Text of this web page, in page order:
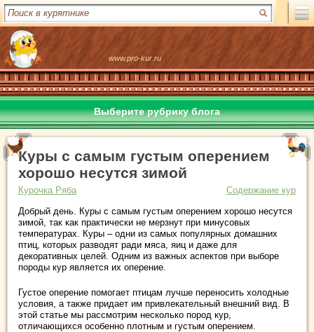
www.pro-kur.ru
Выберите рубрику блога
Куры с самым густым оперением
хорошо несутся зимой
Курочка Ряба
Содержание кур
Добрый день. Куры с самым густым оперением хорошо несутся
зимой, так как практически не мерзнут при минусовых
температурах. Куры – одни из самых популярных домашних
птиц, которых разводят ради мяса, яиц и даже для
декоративных целей. Одним из важных аспектов при выборе
породы кур является их оперение.
Густое оперение помогает птицам лучше переносить холодные
условия, а также придает им привлекательный внешний вид. В
этой статье мы рассмотрим несколько пород кур,
отличающихся особенно плотным и густым оперением.